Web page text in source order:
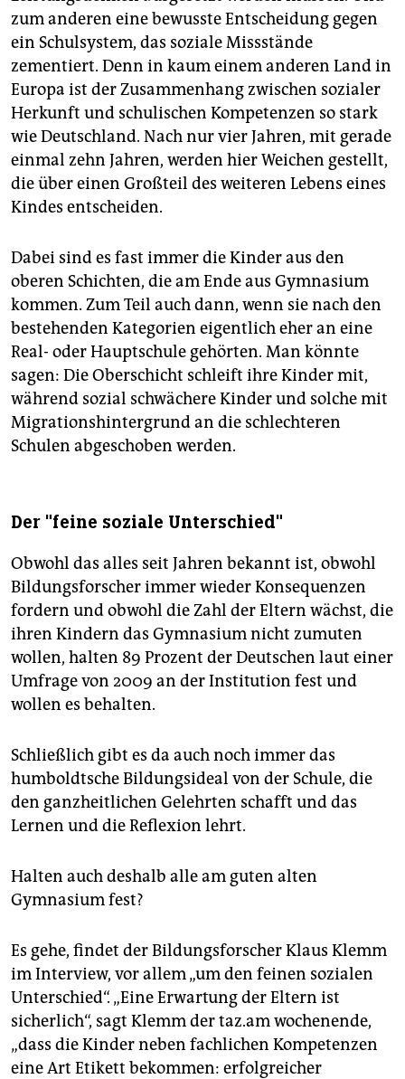
zum anderen eine bewusste Entscheidung gegen
ein Schulsystem, das soziale Missstände
zementiert. Denn in kaum einem anderen Land in
Europa ist der Zusammenhang zwischen sozialer
Herkunft und schulischen Kompetenzen so stark
wie Deutschland. Nach nur vier Jahren, mit gerade
einmal zehn Jahren, werden hier Weichen gestellt,
die über einen Großteil des weiteren Lebens eines
Kindes entscheiden.
Dabei sind es fast immer die Kinder aus den
oberen Schichten, die am Ende aus Gymnasium
kommen. Zum Teil auch dann, wenn sie nach den
bestehenden Kategorien eigentlich eher an eine
Real- oder Hauptschule gehörten. Man könnte
sagen: Die Oberschicht schleift ihre Kinder mit,
während sozial schwächere Kinder und solche mit
Migrationshintergrund an die schlechteren
Schulen abgeschoben werden.
Der "feine soziale Unterschied"
Obwohl das alles seit Jahren bekannt ist, obwohl
Bildungsforscher immer wieder Konsequenzen
fordern und obwohl die Zahl der Eltern wächst, die
ihren Kindern das Gymnasium nicht zumuten
wollen, halten 89 Prozent der Deutschen laut einer
Umfrage von 2009 an der Institution fest und
wollen es behalten.
Schließlich gibt es da auch noch immer das
humboldtsche Bildungsideal von der Schule, die
den ganzheitlichen Gelehrten schafft und das
Lernen und die Reflexion lehrt.
Halten auch deshalb alle am guten alten
Gymnasium fest?
Es gehe, findet der Bildungsforscher Klaus Klemm
im Interview, vor allem „um den feinen sozialen
Unterschied“. „Eine Erwartung der Eltern ist
sicherlich“, sagt Klemm der taz.am wochenende,
„dass die Kinder neben fachlichen Kompetenzen
eine Art Etikett bekommen: erfolgreicher